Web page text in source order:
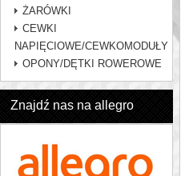
ŻARÓWKI
CEWKI
NAPIĘCIOWE/CEWKOMODUŁY
OPONY/DĘTKI ROWEROWE
Znajdź nas na allegro